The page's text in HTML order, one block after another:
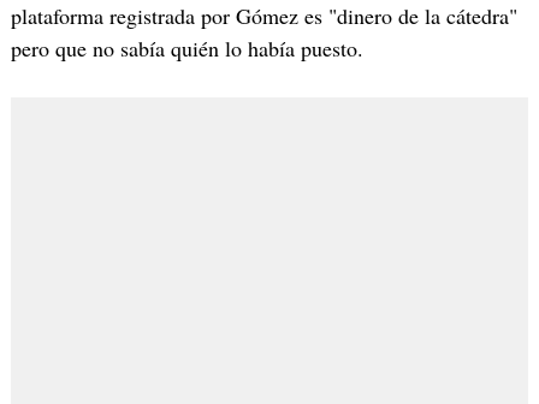
plataforma registrada por Gómez es "dinero de la cátedra"
pero que no sabía quién lo había puesto.